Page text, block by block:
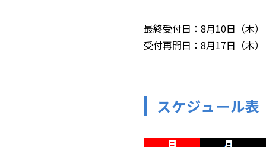
最終受付日：8月10日（木）
受付再開日：8月17日（木）
スケジュール表